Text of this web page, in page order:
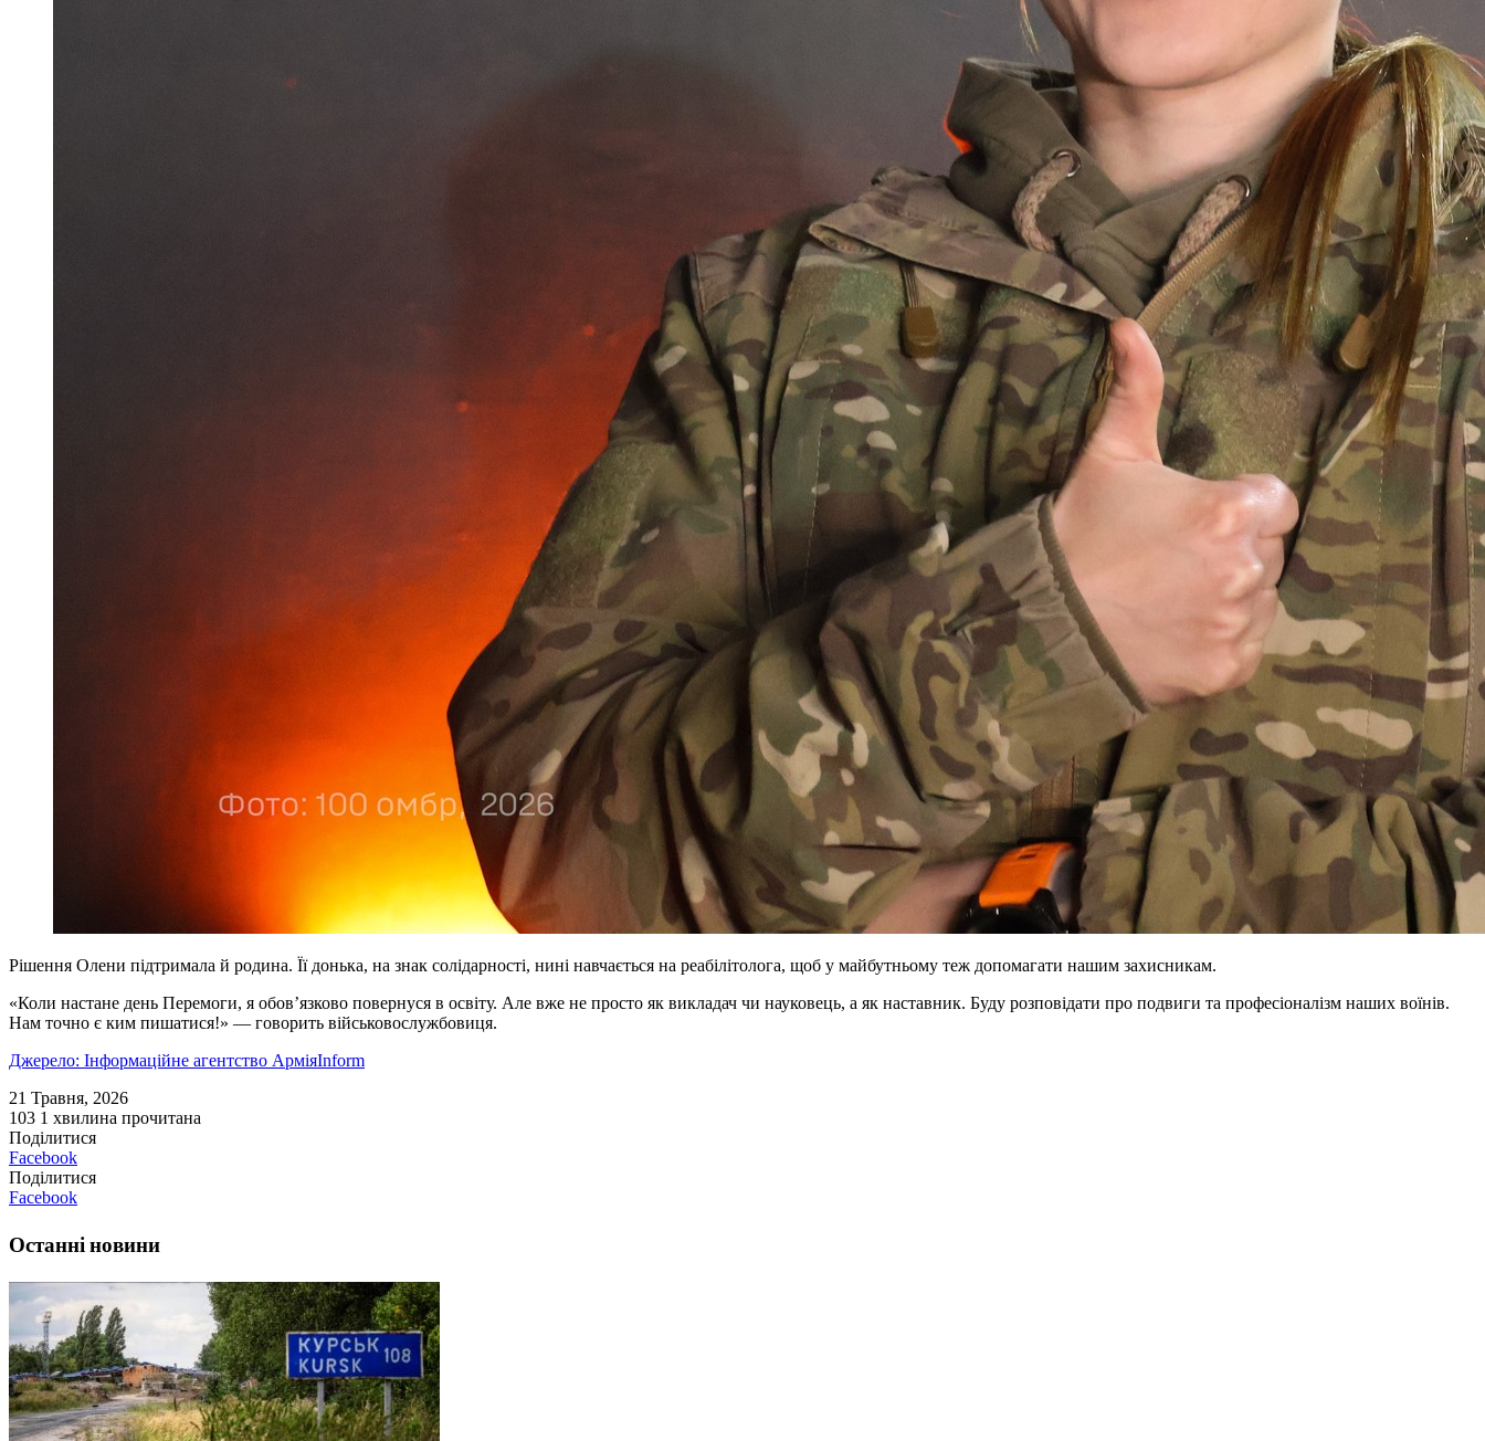
Рішення Олени підтримала й родина. Її донька, на знак солідарності, нині навчається на реабілітолога, щоб у майбутньому теж допомагати нашим захисникам.
«Коли настане день Перемоги, я обов’язково повернуся в освіту. Але вже не просто як викладач чи науковець, а як наставник. Буду розповідати про подвиги та професіоналізм наших воїнів.
Нам точно є ким пишатися!» — говорить військовослужбовиця.
Джерело: Інформаційне агентство АрміяInform
21 Травня, 2026
103 1 хвилина прочитана
Поділитися
Facebook
Поділитися
Facebook
Останні новини